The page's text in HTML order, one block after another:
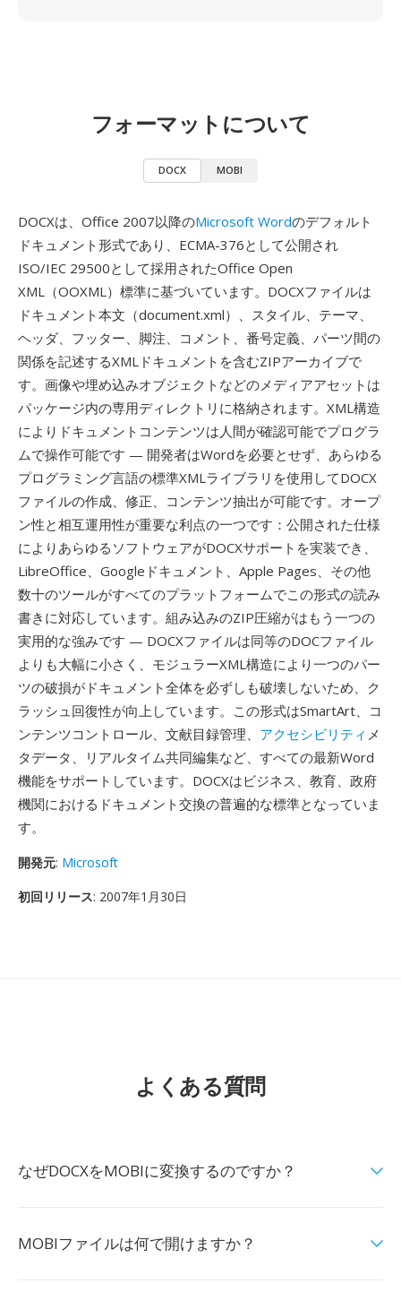
フォーマットについて
DOCX MOBI
DOCXは、Office 2007以降のMicrosoft Wordのデフォルト
ドキュメント形式であり、ECMA-376として公開され
ISO/IEC 29500として採用されたOffice Open
XML（OOXML）標準に基づいています。DOCXファイルは
ドキュメント本文（document.xml）、スタイル、テーマ、
ヘッダ、フッター、脚注、コメント、番号定義、パーツ間の
関係を記述するXMLドキュメントを含むZIPアーカイブで
す。画像や埋め込みオブジェクトなどのメディアアセットは
パッケージ内の専用ディレクトリに格納されます。XML構造
によりドキュメントコンテンツは人間が確認可能でプログラ
ムで操作可能です — 開発者はWordを必要とせず、あらゆる
プログラミング言語の標準XMLライブラリを使用してDOCX
ファイルの作成、修正、コンテンツ抽出が可能です。オープ
ン性と相互運用性が重要な利点の一つです：公開された仕様
によりあらゆるソフトウェアがDOCXサポートを実装でき、
LibreOffice、Googleドキュメント、Apple Pages、その他
数十のツールがすべてのプラットフォームでこの形式の読み
書きに対応しています。組み込みのZIP圧縮がはもう一つの
実用的な強みです — DOCXファイルは同等のDOCファイル
よりも大幅に小さく、モジュラーXML構造により一つのパー
ツの破損がドキュメント全体を必ずしも破壊しないため、ク
ラッシュ回復性が向上しています。この形式はSmartArt、コ
ンテンツコントロール、文献目録管理、 アクセシビリティ メ
タデータ、リアルタイム共同編集など、すべての最新Word
機能をサポートしています。DOCXはビジネス、教育、政府
機関におけるドキュメント交換の普遍的な標準となっていま
す。
開発元: Microsoft
初回リリース: 2007年1月30日
よくある質問
なぜDOCXをMOBIに変換するのですか？
MOBIファイルは何で開けますか？